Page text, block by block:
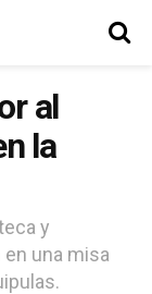
al
la
y
una misa